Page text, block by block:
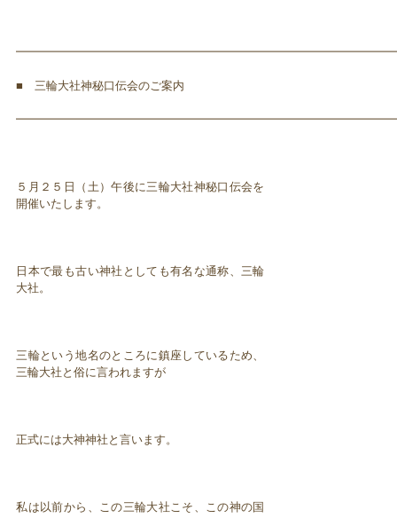
■ 三輪大社神秘口伝会のご案内
５月２５日（土）午後に三輪大社神秘口伝会を
開催いたします。
日本で最も古い神社としても有名な通称、三輪
大社。
三輪という地名のところに鎮座しているため、
三輪大社と俗に言われますが
正式には大神神社と言います。
私は以前から、この三輪大社こそ、この神の国